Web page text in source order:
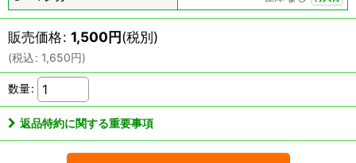
販売価格: 1,500円(税別)
(税込: 1,650円)
数量:
返品特約に関する重要事項